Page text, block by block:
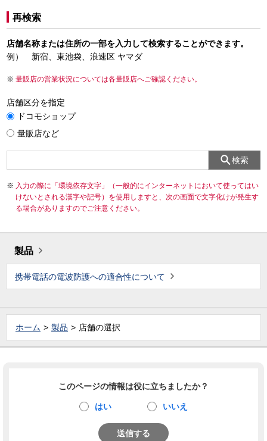
再検索
店舗名称または住所の一部を入力して検索することができます。
例） 新宿、東池袋、浪速区 ヤマダ
量販店の営業状況については各量販店へご確認ください。
店舗区分を指定
ドコモショップ
量販店など
検索
入力の際に「環境依存文字」（一般的にインターネットにおいて使ってはい
けないとされる漢字や記号）を使用しますと、次の画面で文字化けが発生す
る場合がありますのでご注意ください。
製品
携帯電話の電波防護への適合性について
ホーム 製品 店舗の選択
このページの情報は役に立ちましたか？
はい いいえ
送信する